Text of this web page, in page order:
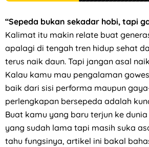
“Sepeda bukan sekadar hobi, tapi
Kalimat itu makin relate buat
apalagi di tengah tren hidup sehat
terus naik daun. Tapi jangan asal
Kalau kamu mau pengalaman
baik dari sisi performa maupun
perlengkapan bersepeda adalah
Buat kamu yang baru terjun ke
yang sudah lama tapi masih suka
tahu fungsinya, artikel ini bakal